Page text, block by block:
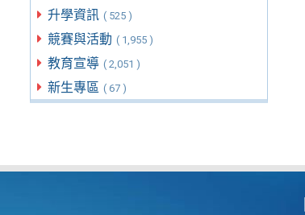
升學資訊 ( 525 )
競賽與活動 ( 1,955 )
教育宣導 ( 2,051 )
新生專區 ( 67 )